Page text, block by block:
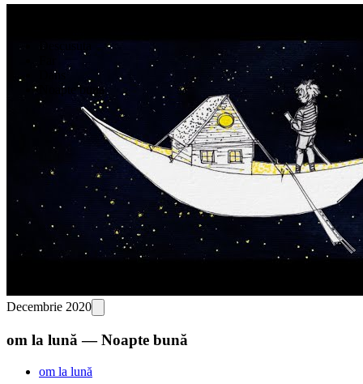
Descusuta
Dans
Noapte buna
Decembrie 2020
om la lună — Noapte bună
om la lună